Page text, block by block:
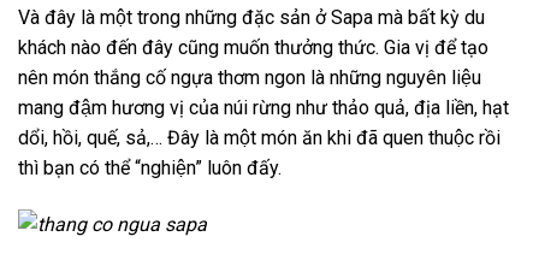
Và đây là một trong những đặc sản ở Sapa mà bất kỳ du
khách nào đến đây cũng muốn thưởng thức. Gia vị để tạo
nên món thắng cố ngựa thơm ngon là những nguyên liệu
mang đậm hương vị của núi rừng như thảo quả, địa liền, hạt
dổi, hồi, quế, sả,… Đây là một món ăn khi đã quen thuộc rồi
thì bạn có thể “nghiện” luôn đấy.